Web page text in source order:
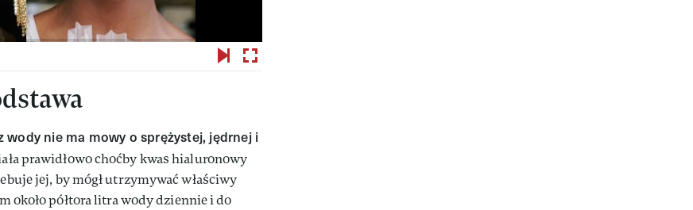
wody nie ma mowy o sprężystej, jędrnej i
prawidłowo choćby kwas hialuronowy
jej, by mógł utrzymywać właściwy
około półtora litra wody dziennie i do